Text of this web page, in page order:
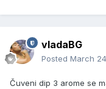
vladaBG
Posted March
Čuveni dip 3 arome se